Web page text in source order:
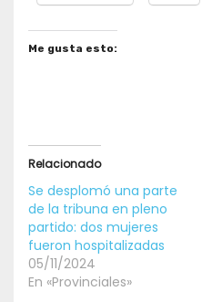
Me gusta esto:
Relacionado
Se desplomó una parte
de la tribuna en pleno
partido: dos mujeres
fueron hospitalizadas
05/11/2024
En «Provinciales»